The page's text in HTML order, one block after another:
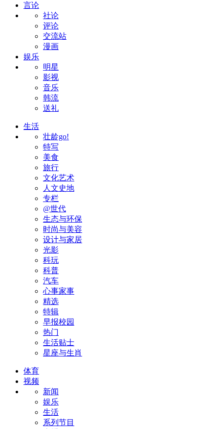
言论
社论
评论
交流站
漫画
娱乐
明星
影视
音乐
韩流
送礼
生活
壮龄go!
特写
美食
旅行
文化艺术
人文史地
专栏
@世代
生态与环保
时尚与美容
设计与家居
光影
科玩
科普
汽车
心事家事
精选
特辑
早报校园
热门
生活贴士
星座与生肖
体育
视频
新闻
娱乐
生活
系列节目